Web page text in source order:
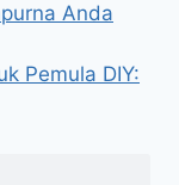
Anda
Pemula DIY: